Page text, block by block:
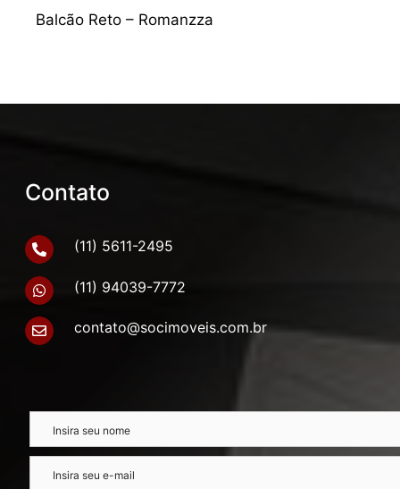
Balcão Reto – Romanzza
Contato
(11) 5611-2495
(11) 94039-7772
contato@socimoveis.com.br